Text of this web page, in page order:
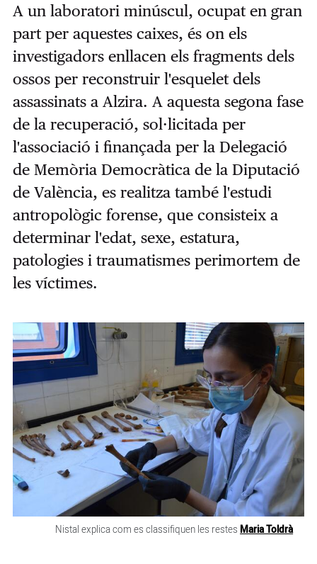
A un laboratori minúscul, ocupat en gran
part per aquestes caixes, és on els
investigadors enllacen els fragments dels
ossos per reconstruir l'esquelet dels
assassinats a Alzira. A aquesta segona fase
de la recuperació, sol·licitada per
l'associació i finançada per la Delegació
de Memòria Democràtica de la Diputació
de València, es realitza també l'estudi
antropològic forense, que consisteix a
determinar l'edat, sexe, estatura,
patologies i traumatismes perimortem de
les víctimes.
Nistal explica com es classifiquen les restes Maria Toldrà